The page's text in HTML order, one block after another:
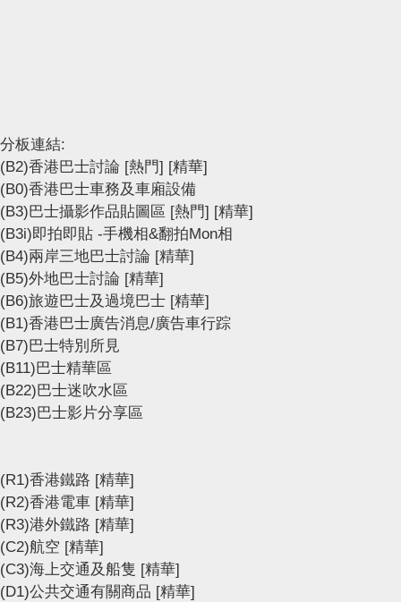
分板連結:
(B2)香港巴士討論 [熱門] [精華]
(B0)香港巴士車務及車廂設備
(B3)巴士攝影作品貼圖區 [熱門] [精華]
(B3i)即拍即貼 -手機相&翻拍Mon相
(B4)兩岸三地巴士討論 [精華]
(B5)外地巴士討論 [精華]
(B6)旅遊巴士及過境巴士 [精華]
(B1)香港巴士廣告消息/廣告車行踪
(B7)巴士特別所見
(B11)巴士精華區
(B22)巴士迷吹水區
(B23)巴士影片分享區
(R1)香港鐵路 [精華]
(R2)香港電車 [精華]
(R3)港外鐵路 [精華]
(C2)航空 [精華]
(C3)海上交通及船隻 [精華]
(D1)公共交通有關商品 [精華]